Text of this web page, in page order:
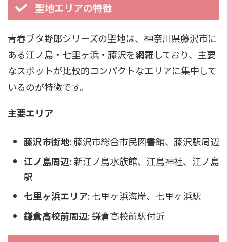
聖地エリアの特徴
青春ブタ野郎シリーズの聖地は、神奈川県藤沢市に
ある江ノ島・七里ヶ浜・藤沢を網羅しており、主要
なスポットが比較的コンパクトなエリアに集中して
いるのが特徴です。
主要エリア
藤沢市街地: 藤沢市総合市民図書館、藤沢駅周辺
江ノ島周辺: 新江ノ島水族館、江島神社、江ノ島
駅
七里ヶ浜エリア: 七里ヶ浜海岸、七里ヶ浜駅
鎌倉高校前周辺: 鎌倉高校前駅付近